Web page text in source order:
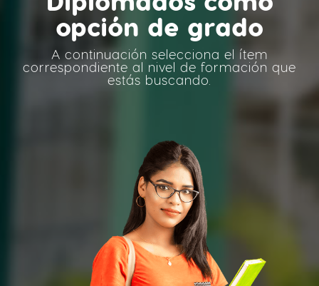
opción de grado
A continuación selecciona el ítem
correspondiente al nivel de formación que
estás buscando.